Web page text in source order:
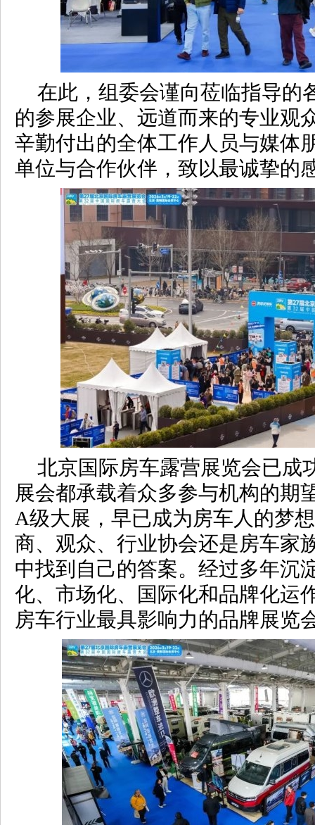
在此，组委会谨向莅临指导的
的参展企业、远道而来的专业观
辛勤付出的全体工作人员与媒体
单位与合作伙伴，致以最诚挚的
北京国际房车露营展览会已成
展会都承载着众多参与机构的期
A级大展，早已成为房车人的梦
商、观众、行业协会还是房车家
中找到自己的答案。经过多年沉
化、市场化、国际化和品牌化运
房车行业最具影响力的品牌展览